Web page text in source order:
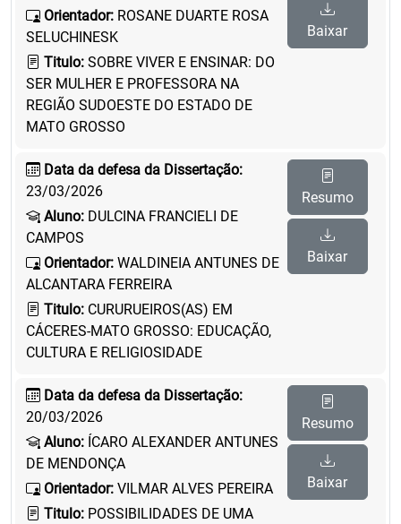
Orientador: ROSANE DUARTE ROSA
SELUCHINESK
Titulo: SOBRE VIVER E ENSINAR: DO
SER MULHER E PROFESSORA NA
REGIÃO SUDOESTE DO ESTADO DE
MATO GROSSO
Baixar
Data da defesa da Dissertação:
23/03/2026
Aluno: DULCINA FRANCIELI DE
CAMPOS
Orientador: WALDINEIA ANTUNES DE
ALCANTARA FERREIRA
Titulo: CURURUEIROS(AS) EM
CÁCERES-MATO GROSSO: EDUCAÇÃO,
CULTURA E RELIGIOSIDADE
Resumo
Baixar
Data da defesa da Dissertação:
20/03/2026
Aluno: ÍCARO ALEXANDER ANTUNES
DE MENDONÇA
Orientador: VILMAR ALVES PEREIRA
Titulo: POSSIBILIDADES DE UMA
Resumo
Baixar